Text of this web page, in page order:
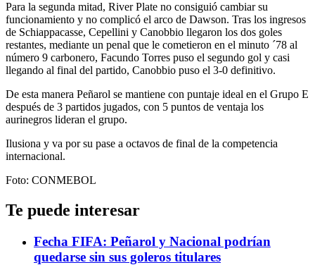
Para la segunda mitad, River Plate no consiguió cambiar su
funcionamiento y no complicó el arco de Dawson. Tras los ingresos
de Schiappacasse, Cepellini y Canobbio llegaron los dos goles
restantes, mediante un penal que le cometieron en el minuto ´78 al
número 9 carbonero, Facundo Torres puso el segundo gol y casi
llegando al final del partido, Canobbio puso el 3-0 definitivo.
De esta manera Peñarol se mantiene con puntaje ideal en el Grupo E
después de 3 partidos jugados, con 5 puntos de ventaja los
aurinegros lideran el grupo.
Ilusiona y va por su pase a octavos de final de la competencia
internacional.
Foto: CONMEBOL
Te puede interesar
Fecha FIFA: Peñarol y Nacional podrían
quedarse sin sus goleros titulares